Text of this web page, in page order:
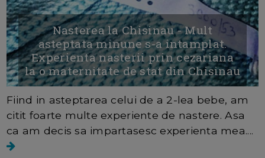
Nasterea la Chisinau - Mult
asteptata minune s-a intamplat.
Experienta nasterii prin cezariana
la o maternitate de stat din Chisinau
Fiind in asteptarea celui de a 2-lea bebe, am
citit foarte multe experiente de nastere. Asa
ca am decis sa impartasesc experienta mea....